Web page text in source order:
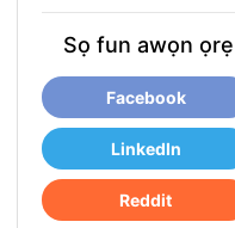
Sọ fun awọn
Facebook
LinkedIn
Reddit